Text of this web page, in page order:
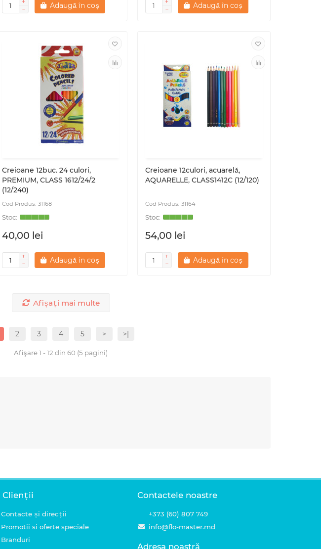
Adaugă în coș Adaugă în coș
Creioane 12buc. 24 culori,
PREMIUM, CLASS 1612/24/2
(12/240)
31168
40,00 lei
Adaugă în coș
Creioane 12culori, acuarelă,
AQUARELLE, CLASS1412C (12/120)
31164
54,00 lei
Adaugă în coș
Afișați mai multe
2 3 4 5 > >|
Afişare 1 - 12 din 60 (5 pagini)
Clienții
Contacte și direcții
Promotii si oferte speciale
Branduri
Contactele noastre
+373 (60) 807 749
info@flo-master.md
Adresa noastră